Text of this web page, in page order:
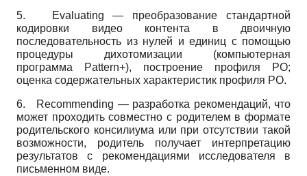
5. Evaluating — преобразование стандартной
кодировки видео кон­тента в двоичную
последовательность из нулей и единиц с помощью
процедуры дихотомизации (компьютерная
программа
Pattern+), построение профиля РО;
оценка содержательных характеристик профиля РО.
6. Recommending — разработка рекомендаций, что
может проходить совместно с родителем в формате
родительского консилиума или при отсутствии такой
возможности, родитель получает интерпретацию
результатов с рекомендациями исследователя в
письменном виде.